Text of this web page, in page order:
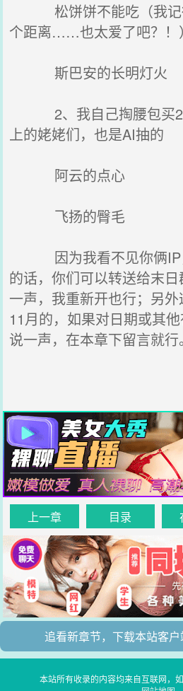
松饼饼不能吃（我记
个距离……也太爱了吧？！）
斯巴安的长明灯火
2、我自己掏腰包买2
上的姥姥们，也是AI抽的
阿云的点心
飞扬的臀毛
因为我看不见你俩IP
的话，你们可以转送给末
一声，我重新开也行；另
11月的，如果对日期或其
说一声，在本章下留言就行。
上一章 目录
追看新章节，下载本站客
本站所有收录的内容均来自互联网，